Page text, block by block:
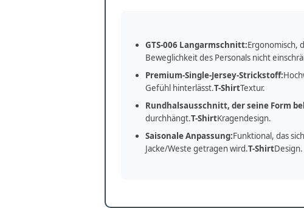
GTS-006 Langarmschnitt:Ergonomisch,
Beweglichkeit des Personals nicht
Premium-Single-Jersey-Strickstoff:
Gefühl hinterlässt.T-ShirtTextur.
Rundhalsausschnitt, der seine Form
durchhängt.T-ShirtKragendesign.
Saisonale Anpassung:Funktional, das
Jacke/Weste getragen wird.T-ShirtDesign.